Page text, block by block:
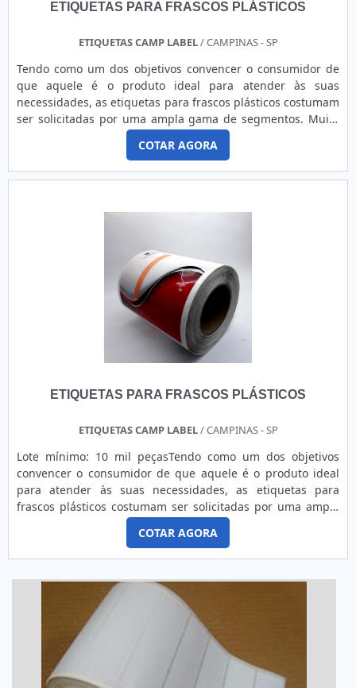
ETIQUETAS PARA FRASCOS PLÁSTICOS
ETIQUETAS CAMP LABEL/ CAMPINAS - SP
Tendo como um dos objetivos convencer o consumidor de
que aquele é o produto ideal para atender às suas
necessidades, as etiquetas para frascos plásticos costumam
ser solicitadas por uma ampla gama de segmentos. Muito
versáteis, o modelo pode ser encontrado em diferentes
especificações técnicas, tais
como: Cores; Formatos; Tamanhos; Tipologias; Matérias-
primas; Personalizações. MAIS DETALHES IMPORTANTES
COTAR AGORA
ETIQUETAS PARA FRASCOS PLÁSTICOS
ETIQUETAS CAMP LABEL/ CAMPINAS - SP
Lote mínimo: 10 mil peçasTendo como um dos objetivos
convencer o consumidor de que aquele é o produto ideal
para atender às suas necessidades, as etiquetas para
frascos plásticos costumam ser solicitadas por uma ampla
gama de segmentos. Muito versáteis, o modelo pode ser
encontrado em diferentes especificações técnicas, tais
como: Cores; Formatos; Tamanhos; Tipologias; Matérias-
COTAR AGORA